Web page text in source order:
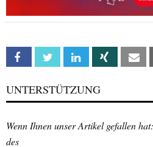
Facebook Twitter Linkedin Xing
UNTERSTÜTZUNG
Wenn Ihnen unser Artikel gefallen
des